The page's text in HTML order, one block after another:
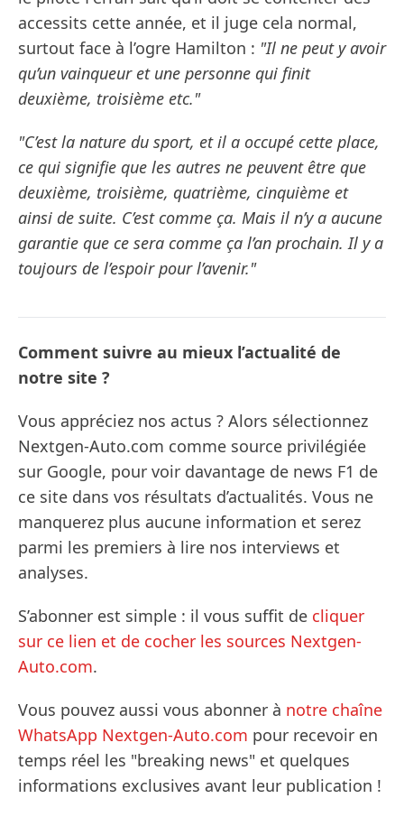
accessits cette année, et il juge cela normal,
surtout face à l’ogre Hamilton : "Il ne peut y avoir
qu’un vainqueur et une personne qui finit
deuxième, troisième etc."
"C’est la nature du sport, et il a occupé cette place,
ce qui signifie que les autres ne peuvent être que
deuxième, troisième, quatrième, cinquième et
ainsi de suite. C’est comme ça. Mais il n’y a aucune
garantie que ce sera comme ça l’an prochain. Il y a
toujours de l’espoir pour l’avenir."
Comment suivre au mieux l’actualité de
notre site ?
Vous appréciez nos actus ? Alors sélectionnez
Nextgen-Auto.com comme source privilégiée
sur Google, pour voir davantage de news F1 de
ce site dans vos résultats d’actualités. Vous ne
manquerez plus aucune information et serez
parmi les premiers à lire nos interviews et
analyses.
S’abonner est simple : il vous suffit de cliquer
sur ce lien et de cocher les sources Nextgen-
Auto.com.
Vous pouvez aussi vous abonner à notre chaîne
WhatsApp Nextgen-Auto.com pour recevoir en
temps réel les "breaking news" et quelques
informations exclusives avant leur publication !